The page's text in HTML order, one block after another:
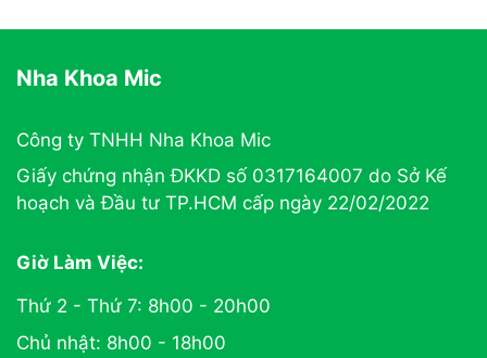
Nha Khoa Mic
Công ty TNHH Nha Khoa Mic
Giấy chứng nhận ĐKKD số 0317164007 do Sở Kế
hoạch và Đầu tư TP.HCM cấp ngày 22/02/2022
Giờ Làm Việc:
Thứ 2 - Thứ 7: 8h00 - 20h00
Chủ nhật: 8h00 - 18h00